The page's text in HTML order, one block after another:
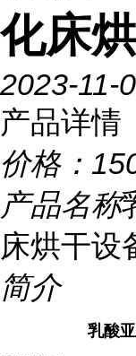
化床
2023-11-
产品详情
价格：
产品名称
床烘干设
简介
乳酸